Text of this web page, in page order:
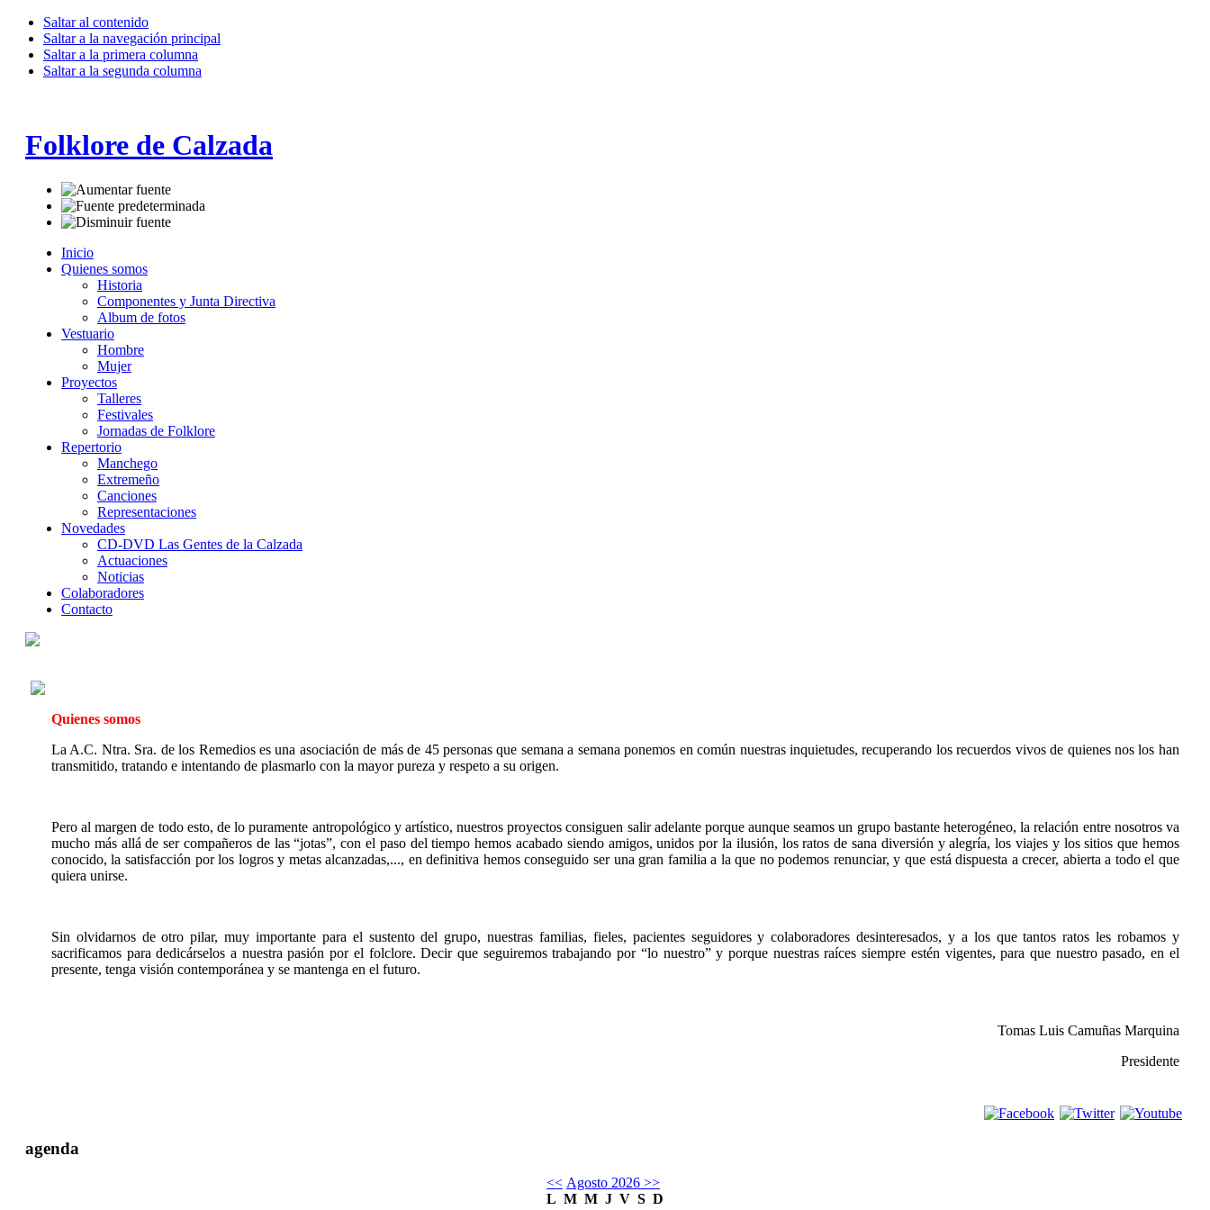
Saltar al contenido
Saltar a la navegación principal
Saltar a la primera columna
Saltar a la segunda columna
Folklore de Calzada
Inicio
Quienes somos
Historia
Componentes y Junta Directiva
Album de fotos
Vestuario
Hombre
Mujer
Proyectos
Talleres
Festivales
Jornadas de Folklore
Repertorio
Manchego
Extremeño
Canciones
Representaciones
Novedades
CD-DVD Las Gentes de la Calzada
Actuaciones
Noticias
Colaboradores
Contacto
Quienes somos
La A.C. Ntra. Sra. de los Remedios es una asociación de más de 45 personas que semana a semana ponemos en común nuestras inquietudes, recuperando los recuerdos vivos de quienes nos los han
transmitido, tratando e intentando de plasmarlo con la mayor pureza y respeto a su origen.
Pero al margen de todo esto, de lo puramente antropológico y artístico, nuestros proyectos consiguen salir adelante porque aunque seamos un grupo bastante heterogéneo, la relación entre nosotros va
mucho más allá de ser compañeros de las “jotas”, con el paso del tiempo hemos acabado siendo amigos, unidos por la ilusión, los ratos de sana diversión y alegría, los viajes y los sitios que hemos
conocido, la satisfacción por los logros y metas alcanzadas,..., en definitiva hemos conseguido ser una gran familia a la que no podemos renunciar, y que está dispuesta a crecer, abierta a todo el que
quiera unirse.
Sin olvidarnos de otro pilar, muy importante para el sustento del grupo, nuestras familias, fieles, pacientes seguidores y colaboradores desinteresados, y a los que tantos ratos les robamos y
sacrificamos para dedicárselos a nuestra pasión por el folclore. Decir que seguiremos trabajando por “lo nuestro” y porque nuestras raíces siempre estén vigentes, para que nuestro pasado, en el
presente, tenga visión contemporánea y se mantenga en el futuro.
Tomas Luis Camuñas Marquina
Presidente
agenda
<< Agosto 2026 >>
L M M J V S D